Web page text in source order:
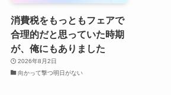
消費税をもっともフェアで
合理的だと思っていた時期
が、俺にもありました
2026年8月2日
向かって撃つ明日がない